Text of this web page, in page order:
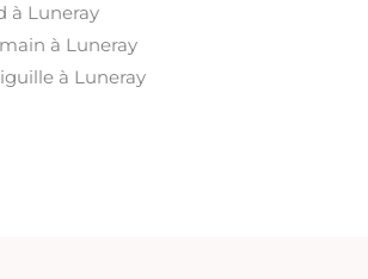
à Luneray
à Luneray
à Luneray